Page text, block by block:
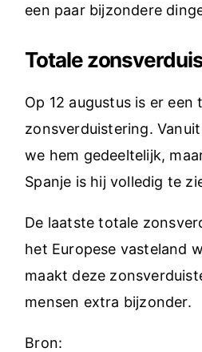
een paar bijzondere
Totale
Op 12 augustus is er een
zonsverduistering.
we hem gedeeltelijk,
Spanje is hij volledig te
De laatste totale
het Europese vasteland
maakt deze
mensen extra bijzonder.
Bron: